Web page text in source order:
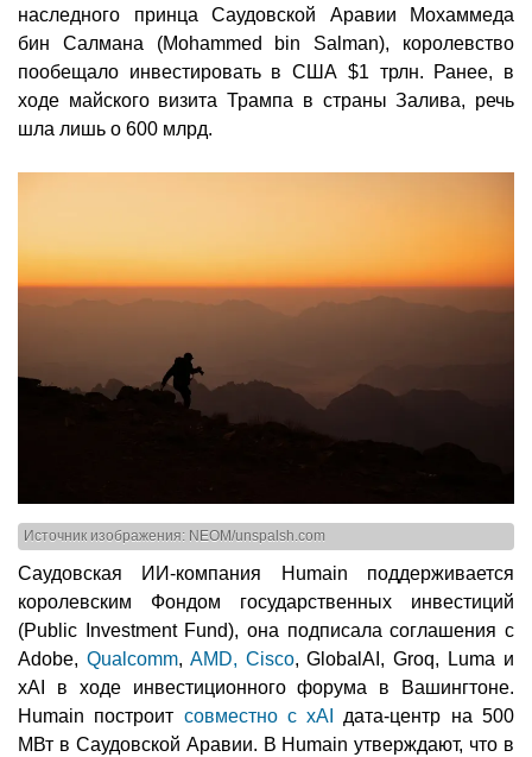
наследного принца Саудовской Аравии Мохаммеда
бин Салмана (Mohammed bin Salman), королевство
пообещало инвестировать в США $1 трлн. Ранее, в
ходе майского визита Трампа в страны Залива, речь
шла лишь о 600 млрд.
Источник изображения: NEOM/unspalsh.com
Саудовская ИИ-компания Humain поддерживается
королевским Фондом государственных инвестиций
(Public Investment Fund), она подписала соглашения с
Adobe, Qualcomm, AMD, Cisco, GlobalAI, Groq, Luma и
xAI в ходе инвестиционного форума в Вашингтоне.
Humain построит совместно с xAI
дата-центр на 500
МВт в Саудовской Аравии. В Humain утверждают, что в